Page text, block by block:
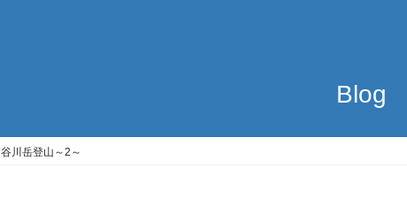
Blog
谷川岳登山～2～